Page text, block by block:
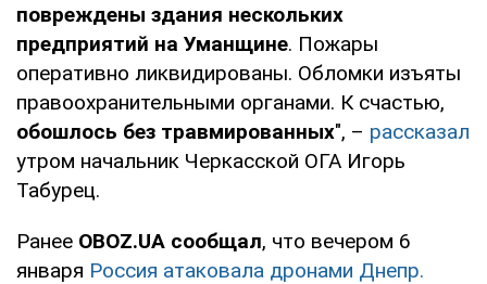
повреждены здания нескольких
предприятий на Уманщине. Пожары
оперативно ликвидированы. Обломки изъяты
правоохранительными органами. К счастью,
обошлось без травмированных", – рассказал
утром начальник Черкасской ОГА Игорь
Табурец.
Ранее OBOZ.UA сообщал, что вечером 6
января Россия атаковала дронами Днепр.